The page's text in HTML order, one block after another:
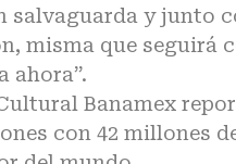
salvaguarda y junto
misma que seguirá
ahora”.
Banamex
con 42 millones